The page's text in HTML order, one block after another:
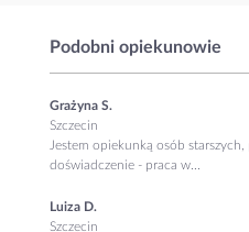
Podobni opiekunowie
Grażyna S.
Szczecin
Jestem opiekunką osób
doświadczenie - praca w...
Luiza D.
Szczecin